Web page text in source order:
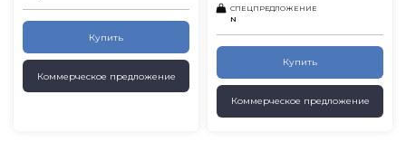
Купить
Коммерческое предложение
СПЕЦПРЕДЛОЖЕНИЕ
N
Купить
Коммерческое предложение